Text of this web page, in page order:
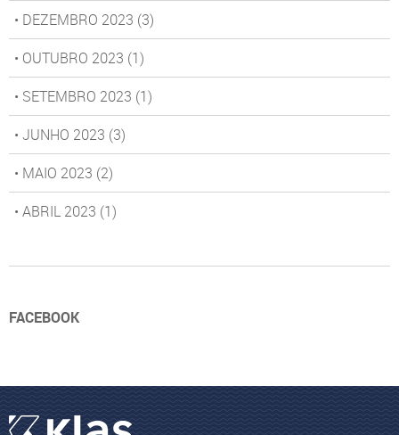
• DEZEMBRO 2023 (3)
• OUTUBRO 2023 (1)
• SETEMBRO 2023 (1)
• JUNHO 2023 (3)
• MAIO 2023 (2)
• ABRIL 2023 (1)
FACEBOOK